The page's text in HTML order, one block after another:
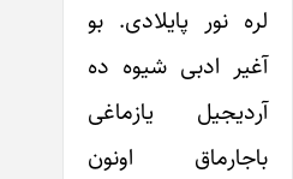
لره نور پایلادی. بو
آغیر ادبی شیوه ده
آردیجیل یازماغی
باجارماق اونون